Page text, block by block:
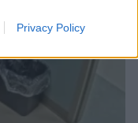
Privacy Policy